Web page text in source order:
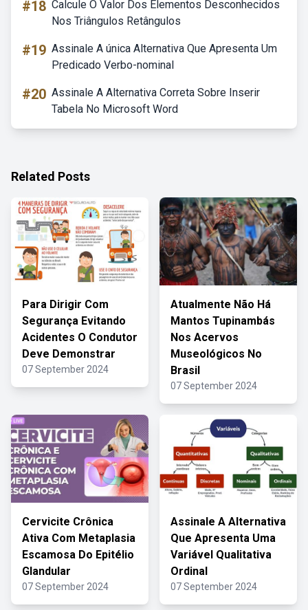
#18 Calcule O Valor Dos Elementos Desconhecidos
Nos Triângulos Retângulos
#19 Assinale A única Alternativa Que Apresenta Um
Predicado Verbo-nominal
#20 Assinale A Alternativa Correta Sobre Inserir
Tabela No Microsoft Word
Related Posts
Para Dirigir Com
Segurança Evitando
Acidentes O Condutor
Deve Demonstrar
07 September 2024
Atualmente Não Há
Mantos Tupinambás
Nos Acervos
Museológicos No
Brasil
07 September 2024
Cervicite Crônica
Ativa Com Metaplasia
Escamosa Do Epitélio
Glandular
07 September 2024
Assinale A Alternativa
Que Apresenta Uma
Variável Qualitativa
Ordinal
07 September 2024